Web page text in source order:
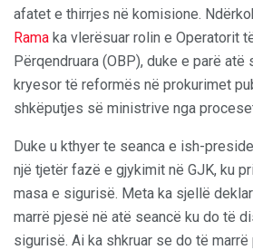
afatet e thirrjes në komisione.
Rama ka vlerësuar rolin e Operatorit
Përqendruara (OBP), duke e parë atë
kryesor të reformës në prokurimet
shkëputjes së ministrive nga
Duke u kthyer te seanca e ish-
një tjetër fazë e gjykimit në GJK, ku
masa e sigurisë. Meta ka sjellë
marrë pjesë në atë seancë ku do të
sigurisë. Ai ka shkruar se do të marrë